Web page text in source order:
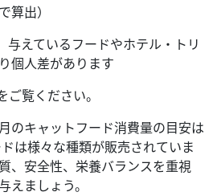
算出）
えているフードやホテル・トリ
個人差があります
ご覧ください。
のキャットフード消費量の目安は
は様々な種類が販売されていま
、安全性、栄養バランスを重視
えましょう。